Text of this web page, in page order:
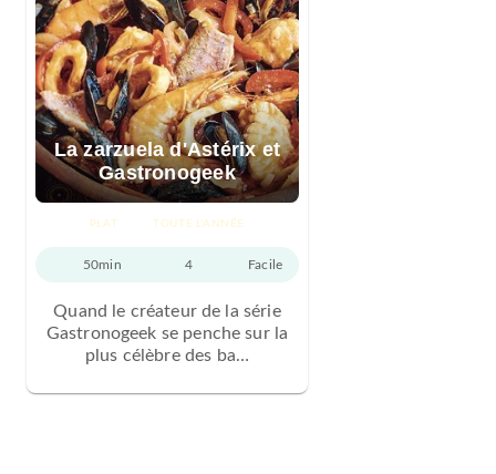
La zarzuela d'Astérix et
Gastronogeek
PLAT TOUTE L'ANNÉE
50min 4 Facile
Quand le créateur de la série
Gastronogeek se penche sur la
plus célèbre des ba…